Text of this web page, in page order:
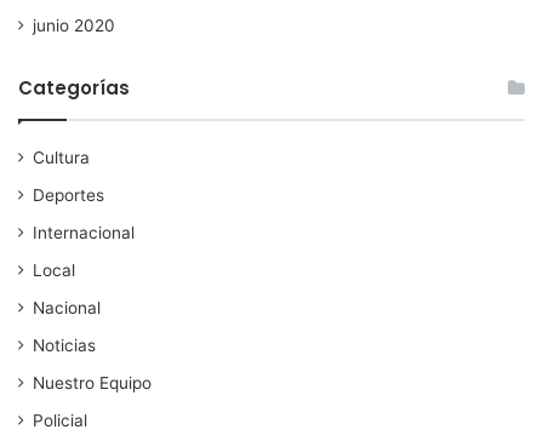
junio 2020
Categorías
Cultura
Deportes
Internacional
Local
Nacional
Noticias
Nuestro Equipo
Policial